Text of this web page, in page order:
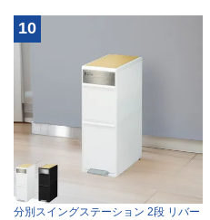
10
分別スイングステーション 2段 リバー